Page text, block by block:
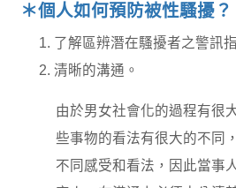
＊個人如何預防被性騷擾？
了解區辨潛在騷擾者之警訊
清晰的溝通。
由於男女社會化的過程有很
些事物的看法有很大的不同
不同感受和看法，因此當事